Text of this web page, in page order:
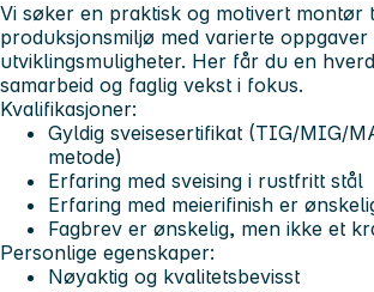
Vi søker en praktisk og motivert montør
produksjonsmiljø med varierte oppgaver
utviklingsmuligheter. Her får du en
samarbeid og faglig vekst i fokus.
Kvalifikasjoner:
Gyldig sveisesertifikat (TIG/MIG/
metode)
Erfaring med sveising i rustfritt stål
Erfaring med meierifinish er
Fagbrev er ønskelig, men ikke et
Personlige egenskaper:
Nøyaktig og kvalitetsbevisst